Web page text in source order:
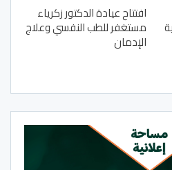
افتتاح عيادة الدكتور زكرياء
مستغفر للطب النفسي وعلاج
الإدمان